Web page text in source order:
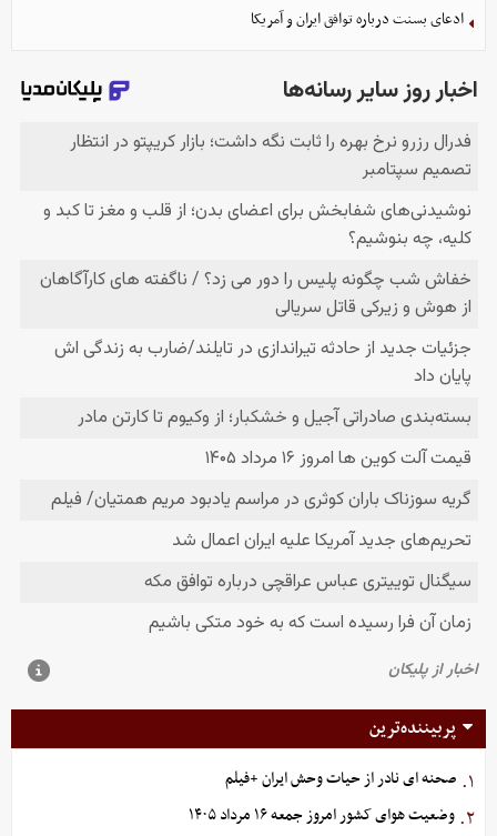
ادعای بسنت درباره توافق ایران و آمریکا
پربیننده‌ترین
۱. صحنه ای نادر از حیات وحش ایران +فیلم
۲. وضعیت هوای کشور امروز جمعه ۱۶ مرداد ۱۴۰۵